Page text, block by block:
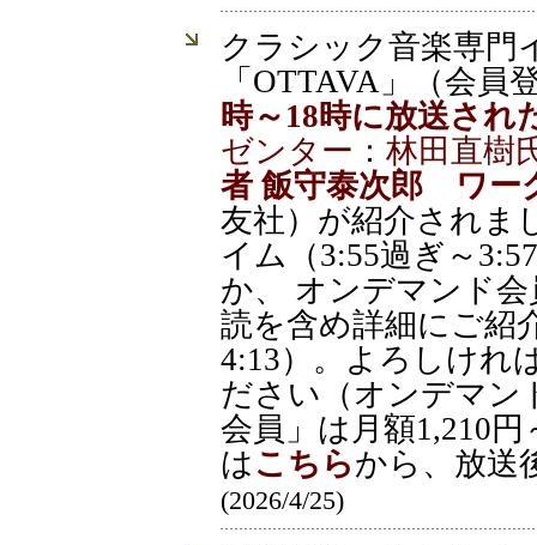
クラシック音楽専門
「OTTAVA」（会員
時～18時に放送され
ゼンター：林田直樹
者 飯守泰次郎 ワー
友社）が紹介されま
イム（3:55過ぎ～
か、 オンデマンド
読を含め詳細にご紹
4:13）。よろしけれ
ださい（オンデマン
会員」は月額1,210
は こちらから、放送
(2026/4/25)